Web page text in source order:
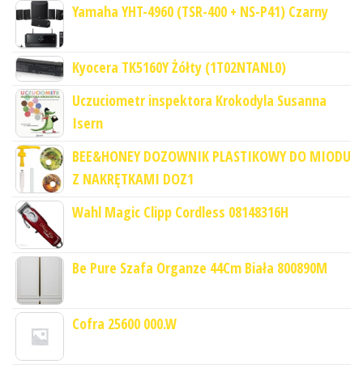
Yamaha YHT-4960 (TSR-400 + NS-P41) Czarny
Kyocera TK5160Y Żółty (1T02NTANL0)
Uczuciometr inspektora Krokodyla Susanna
Isern
BEE&HONEY DOZOWNIK PLASTIKOWY DO MIODU
Z NAKRĘTKAMI DOZ1
Wahl Magic Clipp Cordless 08148316H
Be Pure Szafa Organze 44Cm Biała 800890M
Cofra 25600 000.W